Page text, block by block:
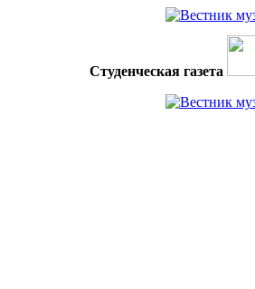
Студенческая газета